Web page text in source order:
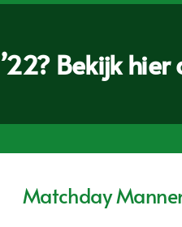
Bekijk hier
Matchday